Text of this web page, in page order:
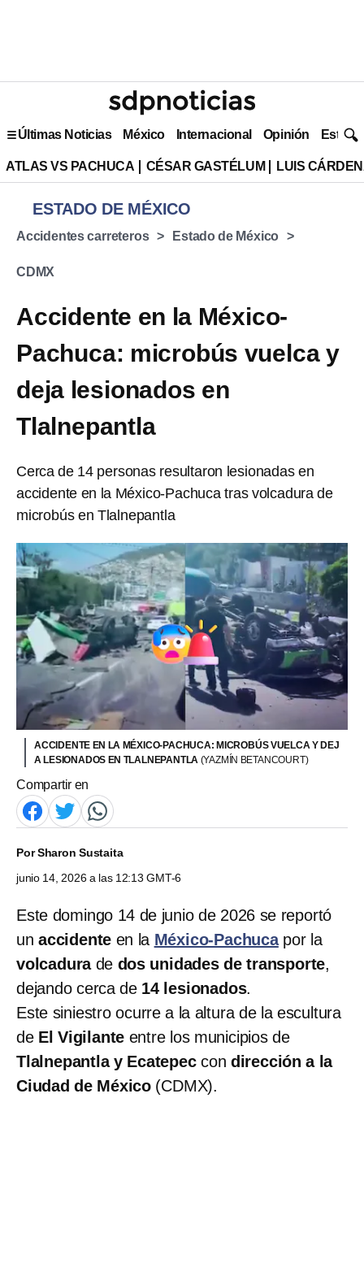
Últimas Noticias México Internacional Opinión Estilo
ATLAS VS PACHUCA CÉSAR GASTÉLUM LUIS
ESTADO DE MÉXICO
Accidentes carreteros Estado de México
CDMX
Accidente en la México-
Pachuca: microbús vuelca y
deja lesionados en
Tlalnepantla
Cerca de 14 personas resultaron lesionadas en
accidente en la México-Pachuca tras volcadura de
microbús en Tlalnepantla
ACCIDENTE EN LA MÉXICO-PACHUCA: MICROBÚS VUELCA Y DEJ
A LESIONADOS EN TLALNEPANTLA (YAZMÍN BETANCOURT)
Compartir en
PorSharon Sustaita
junio 14, 2026 a las 12:13 GMT-6
Este domingo 14 de junio de 2026 se reportó
un accidente en la México-Pachucapor la
volcadura de dos unidades de transporte,
dejando cerca de 14 lesionados.
Este siniestro ocurre a la altura de la escultura
de El Vigilante entre los municipios de
Tlalnepantla y Ecatepeccon dirección a la
Ciudad de México (CDMX).